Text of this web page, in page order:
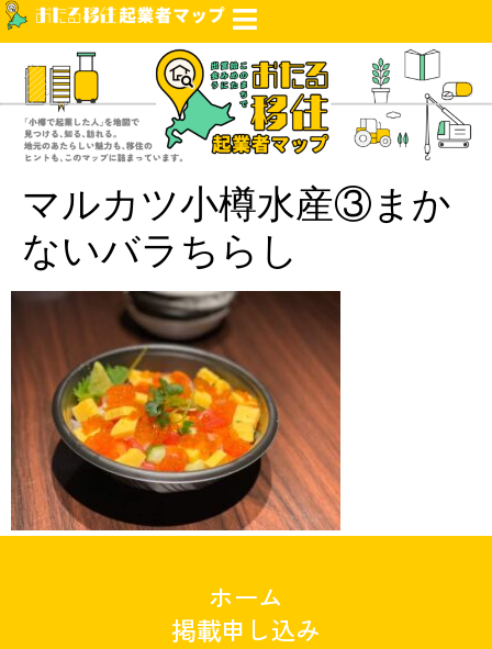
マルカツ小樽水産③まか
ないバラちらし
ホーム
掲載申し込み